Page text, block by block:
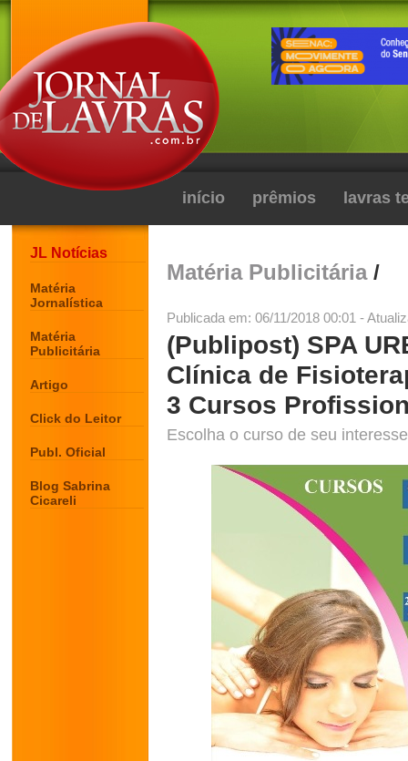
início prêmios lavras
JL Notícias
Matéria
Jornalística
Matéria
Publicitária
Artigo
Click do Leitor
Publ. Oficial
Blog Sabrina
Cicareli
Matéria Publicitária/
Publicada em: 06/11/2018 00:01 -
(Publipost) SPA
Clínica de
3 Cursos
Escolha o curso de seu